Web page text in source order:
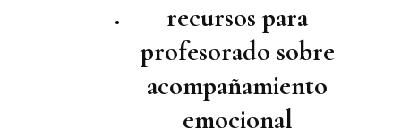
recursos para
profesorado sobre
acompañamiento
emocional